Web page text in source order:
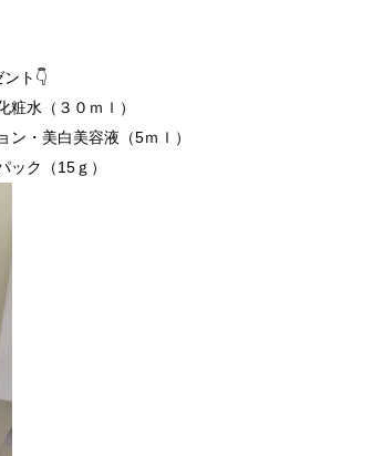
ト👇
粧水（３０ｍｌ）
・美白美容液（5ｍｌ）
ック（15ｇ）